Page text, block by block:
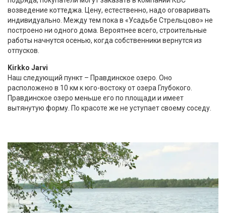
возведение коттеджа. Цену, естественно, надо оговаривать
индивидуально. Между тем пока в «Усадьбе Стрельцово» не
построено ни одного дома. Вероятнее всего, строительные
работы начнутся осенью, когда собственники вернутся из
отпусков.
Kirkko Jarvi
Наш следующий пункт – Правдинское озеро. Оно
расположено в 10 км к юго-востоку от озера Глубокого.
Правдинское озеро меньше его по площади и имеет
вытянутую форму. По красоте же не уступает своему соседу.